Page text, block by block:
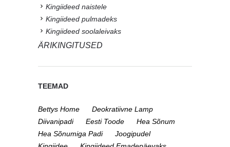
Kingiideed naistele
Kingiideed pulmadeks
Kingiideed soolaleivaks
ÄRIKINGITUSED
TEEMAD
Bettys Home
Deokratiivne Lamp
Diivanipadi
Eesti Toode
Hea Sõnum
Hea Sõnumiga Padi
Joogipudel